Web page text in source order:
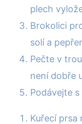
plech
Brokolici
solí a
Pečte v
není dobře
Podávejte
Kuřecí prsa